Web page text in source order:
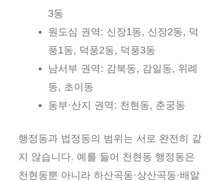
3동
원도심 권역: 신장1동, 신장2동, 덕
풍1동, 덕풍2동, 덕풍3동
남서부 권역: 감북동, 감일동, 위례
동, 초이동
동부·산지 권역: 천현동, 춘궁동
행정동과 법정동의 범위는 서로 완전히 같
지 않습니다. 예를 들어 천현동 행정동은
천현동뿐 아니라 하산곡동·상산곡동·배알